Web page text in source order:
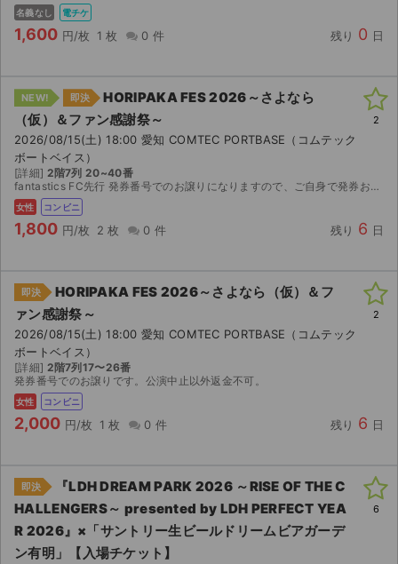
お知らせ
サイト情報
チケットジャム運営会社
チケットジャム利用規約
特定商取引法に基づく表記
公演登録依頼
名義なし 電チケ
1,600 円/枚 1 枚 0 件 残り 0 日
NEW! 即決
HORIPAKA FES 2026～さよなら
（仮）＆ファン感謝祭～
2026/08/15(土) 18:00 愛知 COMTEC PORTBASE（コムテック
ボートベイス）
[詳細] 2階7列 20~40番
fantastics FC先行 発券番号でのお譲りになりますので、ご自身で発券お願い致します。 公演中止のみ返金いたします。 エラー対応不可
女性 コンビニ
1,800 円/枚 2 枚 0 件 残り 6 日
2
即決
HORIPAKA FES 2026～さよなら（仮）＆フ
ァン感謝祭～
2026/08/15(土) 18:00 愛知 COMTEC PORTBASE（コムテック
ボートベイス）
[詳細] 2階7列17〜26番
発券番号でのお譲りです。公演中止以外返金不可。
女性 コンビニ
2,000 円/枚 1 枚 0 件 残り 6 日
2
即決
『LDH DREAM PARK 2026 ～RISE OF THE C
HALLENGERS～ presented by LDH PERFECT YEA
R 2026』×「サントリー⽣ビールドリームビアガーデ
ン有明」【入場チケット】
6